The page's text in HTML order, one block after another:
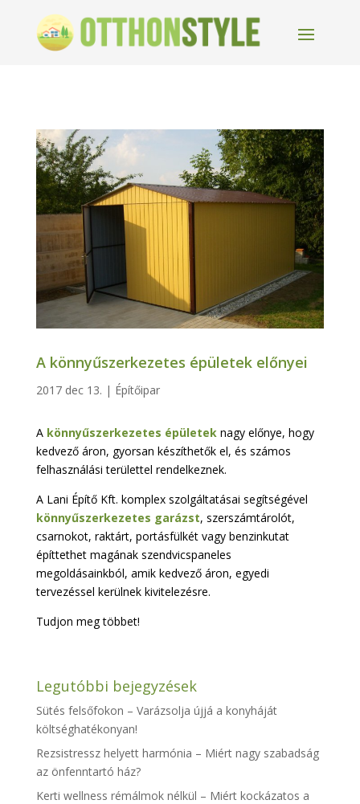
A könnyűszerkezetes épületek előnyei
2017 dec 13. | Építőipar
A könnyűszerkezetes épületek nagy előnye, hogy
kedvező áron, gyorsan készíthetők el, és számos
felhasználási területtel rendelkeznek.
A Lani Építő Kft. komplex szolgáltatásai segítségével
könnyűszerkezetes garázst, szerszámtárolót,
csarnokot, raktárt, portásfülkét vagy benzinkutat
építtethet magának szendvicspaneles
megoldásainkból, amik kedvező áron, egyedi
tervezéssel kerülnek kivitelezésre.
Tudjon meg többet!
Legutóbbi bejegyzések
Sütés felsőfokon – Varázsolja újjá a konyháját
költséghatékonyan!
Rezsistressz helyett harmónia – Miért nagy szabadság
az önfenntartó ház?
Kerti wellness rémálmok nélkül – Miért kockázatos a